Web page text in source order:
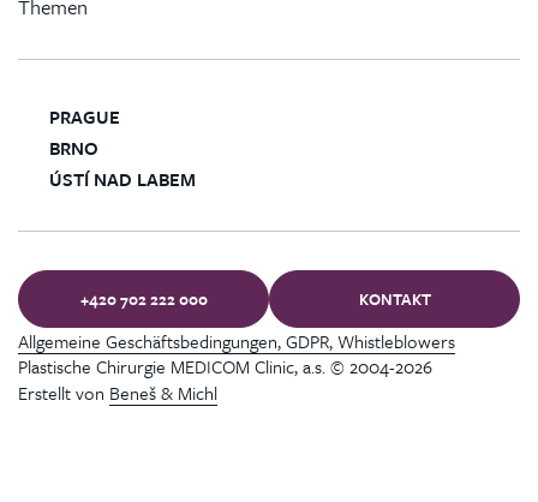
PRAGUE
BRNO
ÚSTÍ NAD LABEM
+420 702 222 000 KONTAKT
Plastische Chirurgie MEDICOM Clinic, a.s. © 2004-2026
Allgemeine Geschäftsbedingungen, GDPR, Whistleblowers
Erstellt von Beneš & Michl